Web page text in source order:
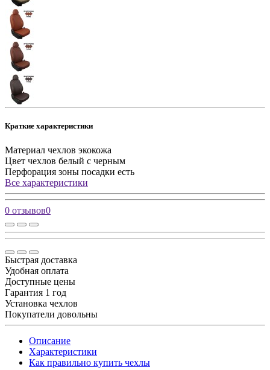
Краткие характеристики
Материал чехлов экокожа
Цвет чехлов белый с черным
Перфорация зоны посадки есть
Все характеристики
0 отзывов0
Быстрая доставка
Удобная оплата
Доступные цены
Гарантия 1 год
Установка чехлов
Покупатели довольны
Описание
Характеристики
Как правильно купить чехлы